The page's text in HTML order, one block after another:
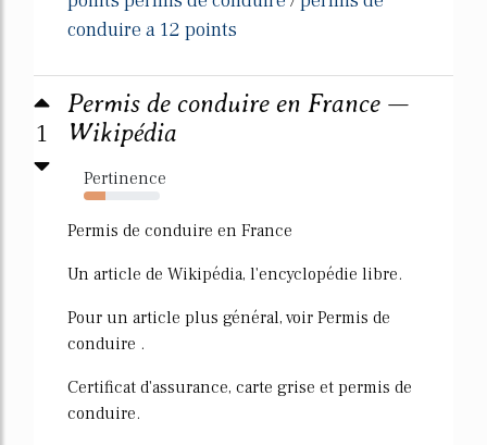
conduire a 12 points
1
Permis de conduire en France —
Wikipédia
Pertinence
29%
Permis de conduire en France
Un article de Wikipédia, l'encyclopédie libre.
Pour un article plus général, voir Permis de
conduire .
Certificat d'assurance, carte grise et permis de
conduire.